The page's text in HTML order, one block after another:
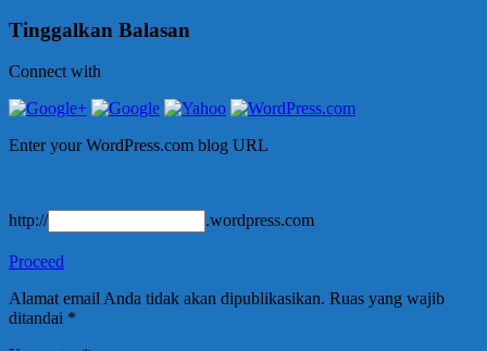
Tinggalkan Balasan
Connect with
Enter your WordPress.com blog URL
http:// .wordpress.com
Proceed
Alamat email Anda tidak akan dipublikasikan. Ruas yang wajib
ditandai *